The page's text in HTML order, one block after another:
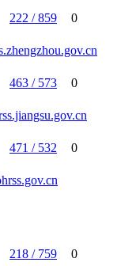
222 / 859 0
463 / 573 0
471 / 532 0
218 / 759 0